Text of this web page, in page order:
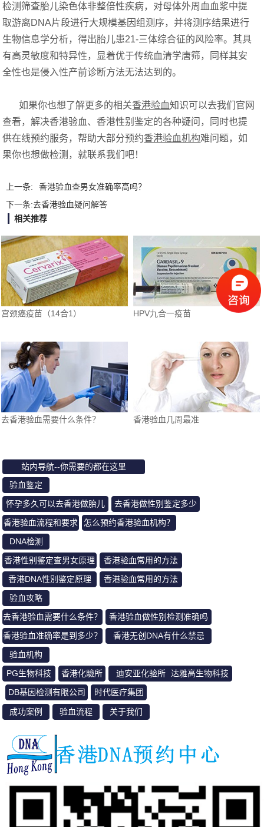
检测筛查胎儿染色体非整倍性疾病，对母体外周血血浆中提
取游离DNA片段进行大规模基因组测序，并将测序结果进行
生物信息学分析，得出胎儿患21-三体综合征的风险率。其具
有高灵敏度和特异性，显着优于传统血清学唐筛，同样其安
全性也是侵入性产前诊断方法无法达到的。
如果你也想了解更多的相关香港验血知识可以去我们官网
查看，解决香港验血、香港性别鉴定的各种疑问，同时也提
供在线预约服务，帮助大部分预约香港验血机构难问题，如
果你也想做检测，就联系我们吧！
上一条:
香港验血查男女准确率高吗？
下一条:去香港验血疑问解答
相关推荐
宫颈癌疫苗（14合1） HPV九合一疫苗
去香港验血需要什么条件？ 香港验血几周最准
站内导航--你需要的都在这里
验血鉴定
怀孕多久可以去香港做胎儿
鉴定？
去香港做性别鉴定多少
钱？准不准
香港验血流程和要求
怎么预约香港验血机构？
DNA检测
香港性别鉴定查男女原理
香港验血常用的方法
香港DNA性別鉴定原理
香港验血常用的方法
验血攻略
去香港验血需要什么条件？
香港验血做性别检测准确吗
香港验血准确率是到多少？
香港无创DNA有什么禁忌
验血机构
PG生物科技
香港化驗所 迪安亚化验所 达雅高生物科技
DB基因检测有限公司
时代医疗集团
成功案例 验血流程 关于我们